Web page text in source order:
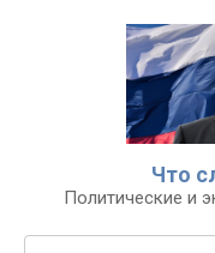
Что
Политические и